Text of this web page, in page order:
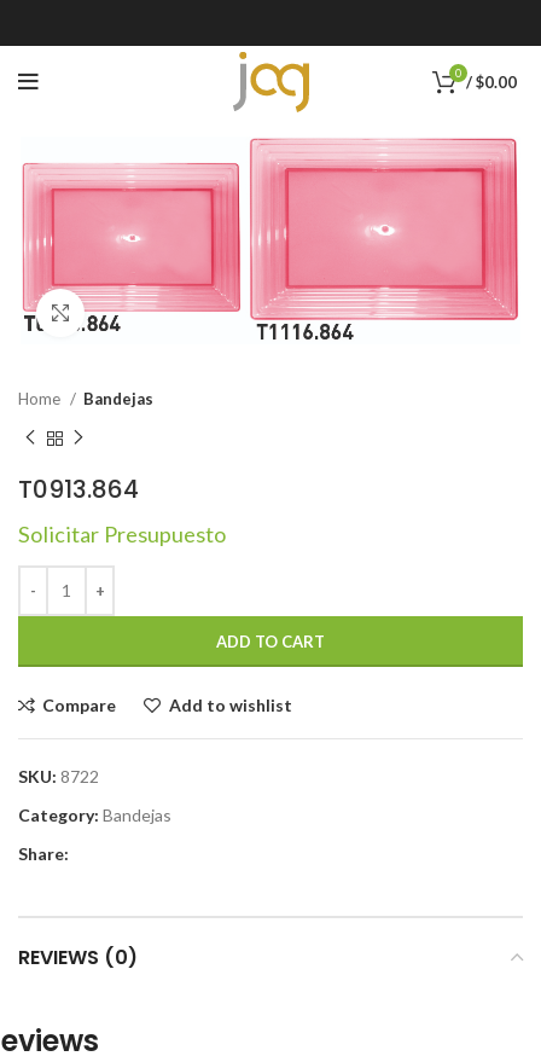
0 /$0.00
Click to enlarge
Home Bandejas
T0913.864
Solicitar Presupuesto
ADD TO CART
Compare Add to wishlist
SKU: 8722
Category: Bandejas
Share:
REVIEWS (0)